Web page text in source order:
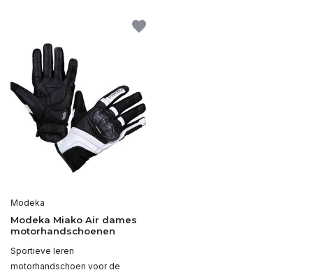
Modeka
Modeka Miako Air dames
motorhandschoenen
Sportieve leren
motorhandschoen voor de